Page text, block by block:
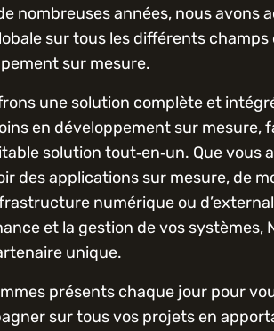
nombreuses années, nous avons
sur tous les différents champs
sur mesure.
une solution complète et
en développement sur mesure,
solution tout‑en‑un. Que vous
des applications sur mesure, de
numérique ou
et la gestion de vos systèmes,
unique.
présents chaque jour pour
sur tous vos projets en